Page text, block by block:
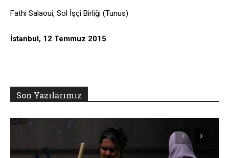
Fathi Salaoui, Sol İşçi Birliği (Tunus)
İstanbul, 12 Temmuz 2015
Son Yazılarımız